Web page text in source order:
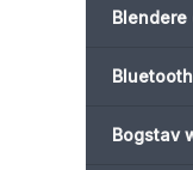
Blendere
Bogstav